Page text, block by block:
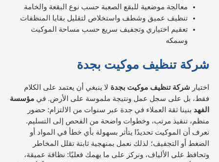
معالجة موضعية للبقع الصعبة حسب نوع البقعة والخامة
تنظيف عميق وشطف واستخلاص لتقليل بقايا المنظفات
تعقيم اختياري وتجفيف سريع حسب مساحة الموكيت
وسمكه
شركة تنظيف موكيت بجدة
اختيار شركة تنظيف موكيت بجدة لا ينبغي أن يعتمد على الكلام
فقط، بل على سجل عمل ونتيجة ملموسة على الأرض. في مؤسسة
الفهد بنينا ثقة العملاء في جدة عبر سنوات من الالتزام: حضور
منظم، تنفيذ مرتب، وخطوات واضحة من الفحص إلى التسليم.
نعرف أن الموكيت تحديدًا يتأثر بسهولة بأي خطأ في المواد أو
الضغط أو التجفيف؛ لذلك نعمل بمنهجية ثابتة تقلل المخاطر
وتحافظ على الألياف، ونركز على ما يهمك فعليًا: نظافة عميقة،